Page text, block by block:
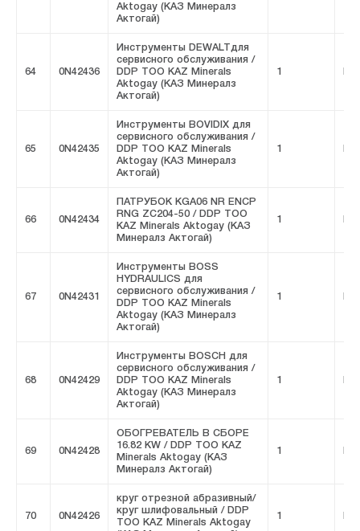
Aktogay (КАЗ Минералз
Актогай)
64 0N42436
Инструменты DEWALTдля
сервисного обслуживания /
DDP ТОО KAZ Minerals
Aktogay (КАЗ Минералз
Актогай)
1
65 0N42435
Инструменты BOVIDIX для
сервисного обслуживания /
DDP ТОО KAZ Minerals
Aktogay (КАЗ Минералз
Актогай)
1
66 0N42434
ПАТРУБОК KGA06 NR ENCP
RNG ZC204-50 / DDP ТОО
KAZ Minerals Aktogay (КАЗ
Минералз Актогай)
1
67 0N42431
Инструменты BOSS
HYDRAULICS для
сервисного обслуживания /
DDP ТОО KAZ Minerals
Aktogay (КАЗ Минералз
Актогай)
1
68 0N42429
Инструменты BOSCH для
сервисного обслуживания /
DDP ТОО KAZ Minerals
Aktogay (КАЗ Минералз
Актогай)
1
69 0N42428
ОБОГРЕВАТЕЛЬ В СБОРЕ
16.82 KW / DDP ТОО KAZ
Minerals Aktogay (КАЗ
Минералз Актогай)
1
70 0N42426
круг отрезной абразивный/
круг шлифовальный / DDP
ТОО KAZ Minerals Aktogay
1